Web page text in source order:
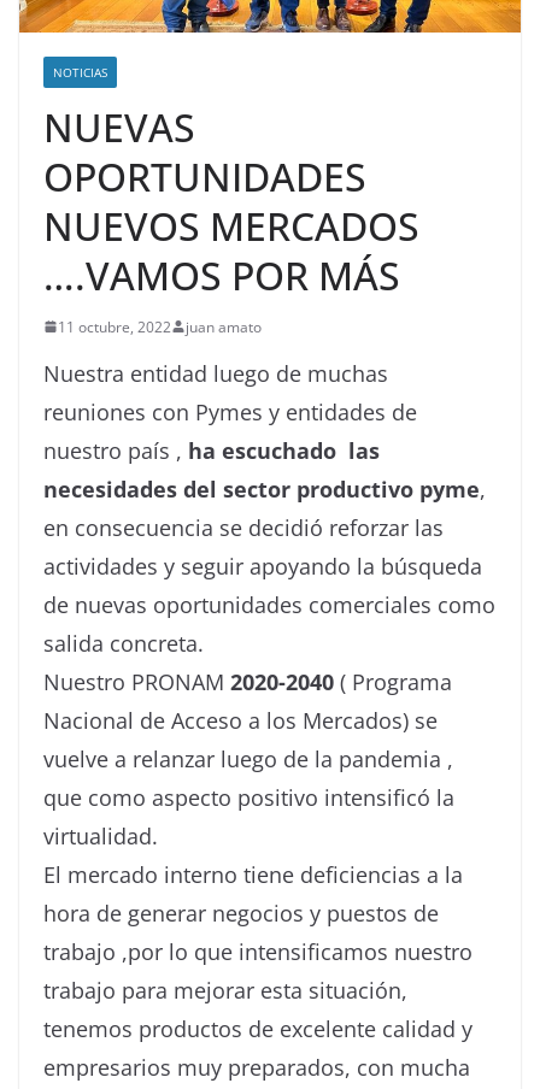
NOTICIAS
NUEVAS
OPORTUNIDADES
NUEVOS MERCADOS
….VAMOS POR MÁS
11 octubre, 2022 juan amato
Nuestra entidad luego de muchas
reuniones con Pymes y entidades de
nuestro país , ha escuchado las
necesidades del sector productivo pyme,
en consecuencia se decidió reforzar las
actividades y seguir apoyando la búsqueda
de nuevas oportunidades comerciales como
salida concreta.
Nuestro PRONAM 2020-2040 ( Programa
Nacional de Acceso a los Mercados) se
vuelve a relanzar luego de la pandemia ,
que como aspecto positivo intensificó la
virtualidad.
El mercado interno tiene deficiencias a la
hora de generar negocios y puestos de
trabajo ,por lo que intensificamos nuestro
trabajo para mejorar esta situación,
tenemos productos de excelente calidad y
empresarios muy preparados, con mucha